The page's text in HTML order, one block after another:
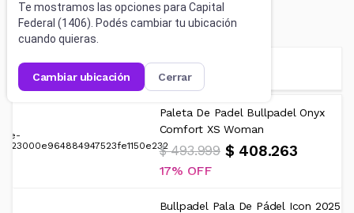
Te mostramos las opciones paraCapital
Federal (1406). Podés cambiar tu ubicación
cuando quieras.
cambiar ubicación cerrar
Deportes y fitness
FILTRAR RESULTADOS
Paleta De Padel Bullpadel Onyx
Comfort XS Woman
$ 493.999 $ 408.263
17%
Bullpadel Pala De Pádel Icon 2025